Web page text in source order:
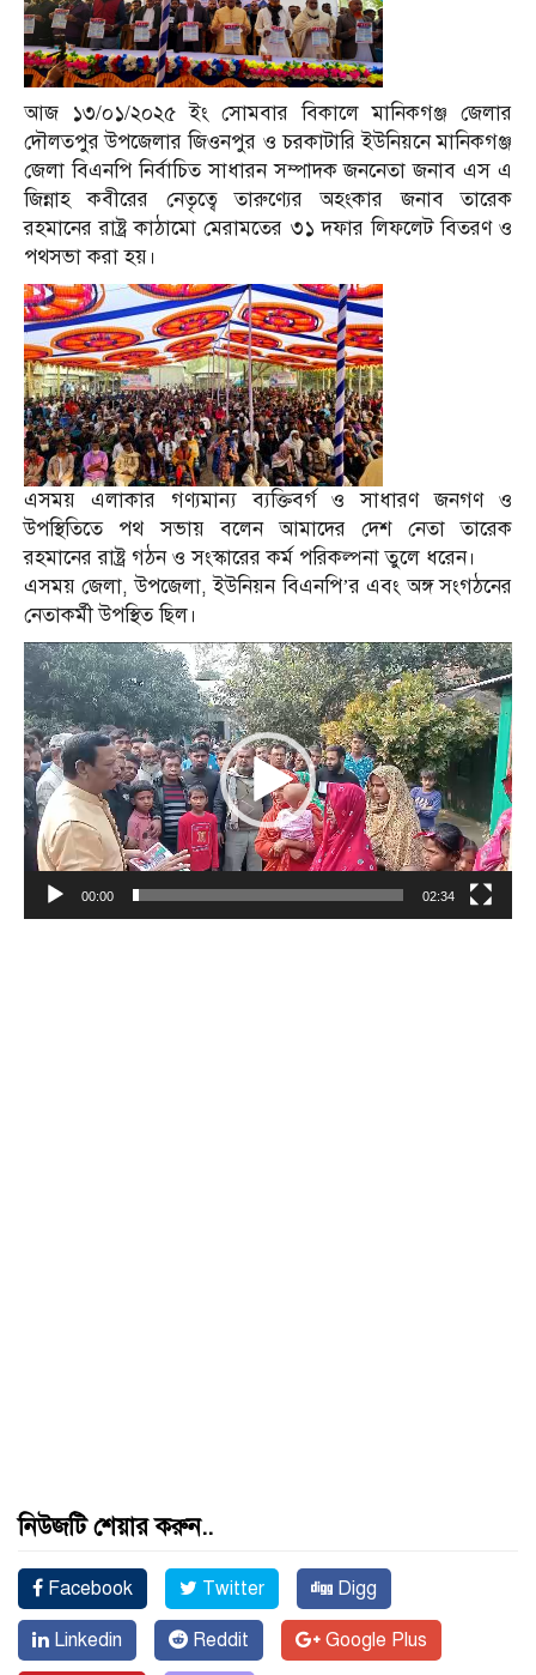
আজ ১৩/০১/২০২৫ ইং সোমবার বিকালে মানিকগঞ্জ জেলার
দৌলতপুর উপজেলার জিওনপুর ও চরকাটারি ইউনিয়নে মানিকগঞ্জ
জেলা বিএনপি নির্বাচিত সাধারন সম্পাদক জননেতা জনাব এস এ
জিন্নাহ কবীরের নেতৃত্বে তারুণ্যের অহংকার জনাব তারেক
রহমানের রাষ্ট্র কাঠামো মেরামতের ৩১ দফার লিফলেট বিতরণ ও
পথসভা করা হয়।
এসময় এলাকার গণ্যমান্য ব্যক্তিবর্গ ও সাধারণ জনগণ ও
উপস্থিতিতে পথ সভায় বলেন আমাদের দেশ নেতা তারেক
রহমানের রাষ্ট্র গঠন ও সংস্কারের কর্ম পরিকল্পনা তুলে ধরেন।
এসময় জেলা, উপজেলা, ইউনিয়ন বিএনপি’র এবং অঙ্গ সংগঠনের
নেতাকর্মী উপস্থিত ছিল।
ভিডিও
প্লেয়ার
00:00 02:34
নিউজটি শেয়ার করুন..
Facebook Twitter Digg
Linkedin Reddit Google Plus